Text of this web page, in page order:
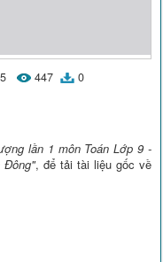
447 0
lần 1 môn Toán Lớp 9 -
Đông", để tải tài liệu gốc về